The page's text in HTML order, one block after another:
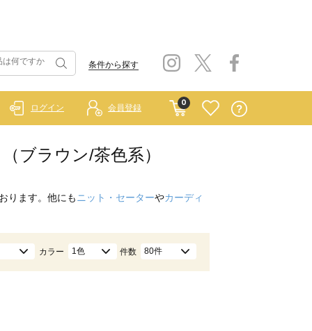
条件から探す
0
ログイン 会員登録
ブラウン/茶色系）
ります。他にも ニット・セーターやカーディ
カラー 1色 件数 80件